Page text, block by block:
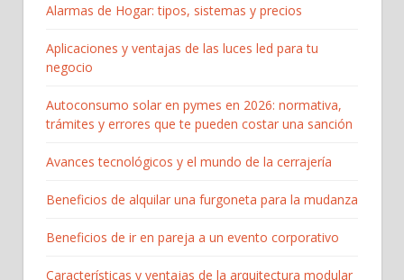
Alarmas de Hogar: tipos, sistemas y precios
Aplicaciones y ventajas de las luces led para tu
negocio
Autoconsumo solar en pymes en 2026: normativa,
trámites y errores que te pueden costar una sanción
Avances tecnológicos y el mundo de la cerrajería
Beneficios de alquilar una furgoneta para la mudanza
Beneficios de ir en pareja a un evento corporativo
Características y ventajas de la arquitectura modular